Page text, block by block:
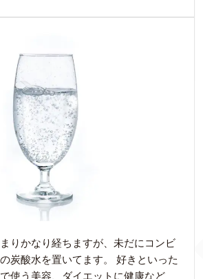
りかなり経ちますが、未だにコンビ
炭酸水を置いてます。 好きといった
使う美容、ダイエットに健康など